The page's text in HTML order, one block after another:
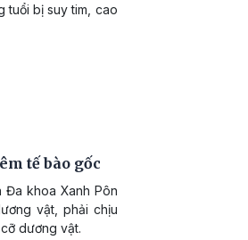
tuổi bị suy tim, cao
tế bào gốc
Đa khoa Xanh Pôn
vật, phải chịu
dương vật.